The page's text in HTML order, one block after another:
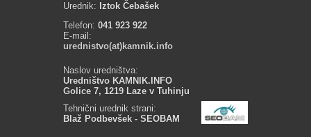
Urednik: Iztok Čebašek
Telefon: 041 923 922
E-mail:
urednistvo(at)kamnik.info
Naslov uredništva:
Uredništvo KAMNIK.INFO
Golice 7, 1219 Laze v Tuhinju
Tehnični urednik strani:
Blaž Podbevšek - SEOBAM